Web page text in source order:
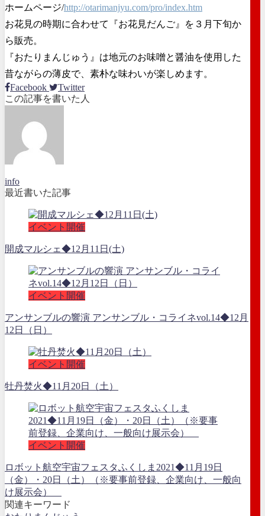
ホームページ/http://otarimanjyu.com/pro/index.htm
お花見の時期に合わせて『お花見だんご』を３月下旬か
ら販売。
『おたりまんじゅう』は地元のお味噌と醤油を使用した
昔ながらの薄皮で、素朴な味わいが楽しめます。
Facebook
Twitter
この記事を書いた人
info
最近書いた記事
イベント開催
開成マルシェ◆12月11日(土)
イベント開催
アンサンブルの響演 アンサンブル・コライネvol.14◆12月
12日（日）
イベント開催
牡丹焚火◆11月20日（土）
イベント開催
ロボット航空宇宙フェスタふくしま2021◆11月19日
（金）・20日（土）（※要事前登録、企業向け、一般向
け展示会）
関連キーワード